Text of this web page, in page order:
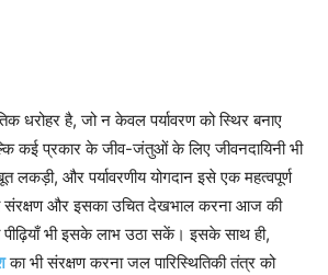
धरोहर है, जो न केवल पर्यावरण को स्थिर बनाए
कई प्रकार के जीव-जंतुओं के लिए जीवनदायिनी भी
और पर्यावरणीय योगदान इसे एक महत्वपूर्ण
संरक्षण और इसका उचित देखभाल करना आज की
भी इसके लाभ उठा सकें। इसके साथ ही,
का भी संरक्षण करना जल पारिस्थितिकी तंत्र को